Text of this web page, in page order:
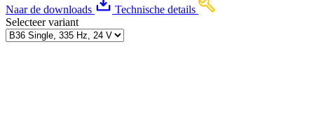
Naar de downloads
Technische details
Selecteer variant